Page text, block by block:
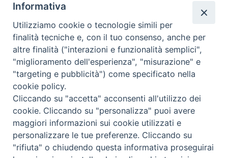
86170 Isernia
086550849
segreteria@diocesiiserniavenafro.it
I nostri social
Copyright © 2018 - Diocesi di Isernia-Venafro (C.F.
90008750946). Riproduzione solo con permesso.
Tutti i diritti sono riservati
Informativa
Utilizziamo cookie o tecnologie simili per
finalità tecniche e, con il tuo consenso, anche per
altre finalità ("interazioni e funzionalità semplici",
"miglioramento dell'esperienza", "misurazione" e
"targeting e pubblicità") come specificato nella
cookie policy.
Cliccando su "accetta" acconsenti all'utilizzo dei
cookie. Cliccando su "personalizza" puoi avere
maggiori informazioni sui cookie utilizzati e
personalizzare le tue preferenze. Cliccando su
"rifiuta" o chiudendo questa informativa proseguirai